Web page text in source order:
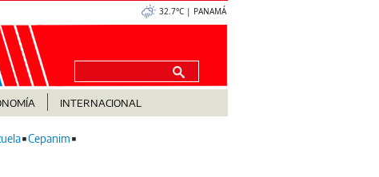
32.7°C | PANAMÁ
INTERNACIONAL
Cepanim